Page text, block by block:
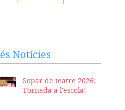
Notícies
Sopar de teatre 2026:
Tornada a l'escola!